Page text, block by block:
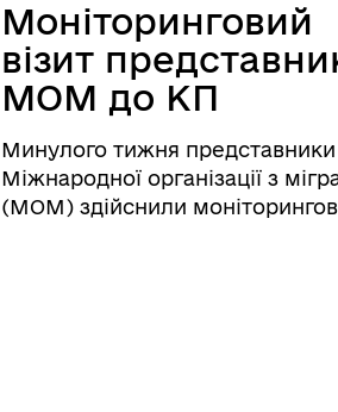
Моніторинговий
візит
МОМ до КП
їдальня".
Минулого тижня представники
Міжнародної організації з
(МОМ) здійснили